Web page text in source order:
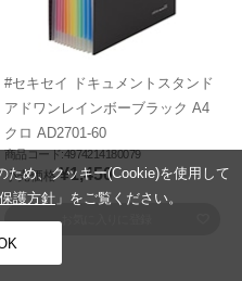
#セキセイ ドキュメントスタンド
アドワンレインボーブラック A4
クロ AD2701-60
商品コード:4974214180079
小売価格¥1,450
ため、クッキー(Cookie)を使用して
護方針 」をご覧ください。